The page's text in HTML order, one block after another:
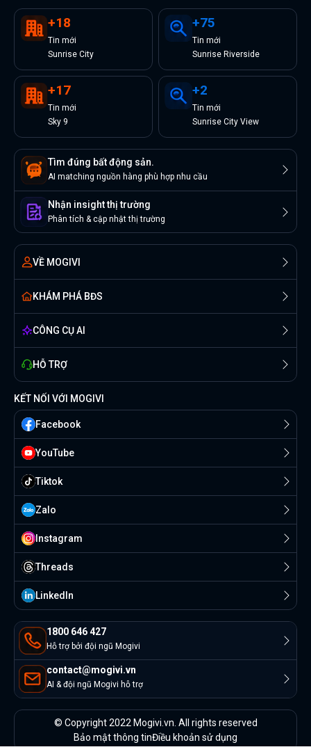
+18
Tin mới
Sunrise City
+75
Tin mới
Sunrise Riverside
+17
Tin mới
Sky 9
+2
Tin mới
Sunrise City View
Tìm đúng bất động sản.
AI matching nguồn hàng phù hợp nhu cầu
Nhận insight thị trường
Phân tích & cập nhật thị trường
VỀ MOGIVI
KHÁM PHÁ BĐS
CÔNG CỤ AI
HỖ TRỢ
1800 646 427
Hỗ trợ bởi đội ngũ Mogivi
contact@mogivi.vn
AI & đội ngũ Mogivi hỗ trợ
KẾT NỐI VỚI MOGIVI
Facebook
YouTube
Tiktok
Zalo
Instagram
Threads
Linkedln
© Copyright 2022 Mogivi.vn. All rights reserved
Bảo mật thông tinĐiều khoản sử dụng